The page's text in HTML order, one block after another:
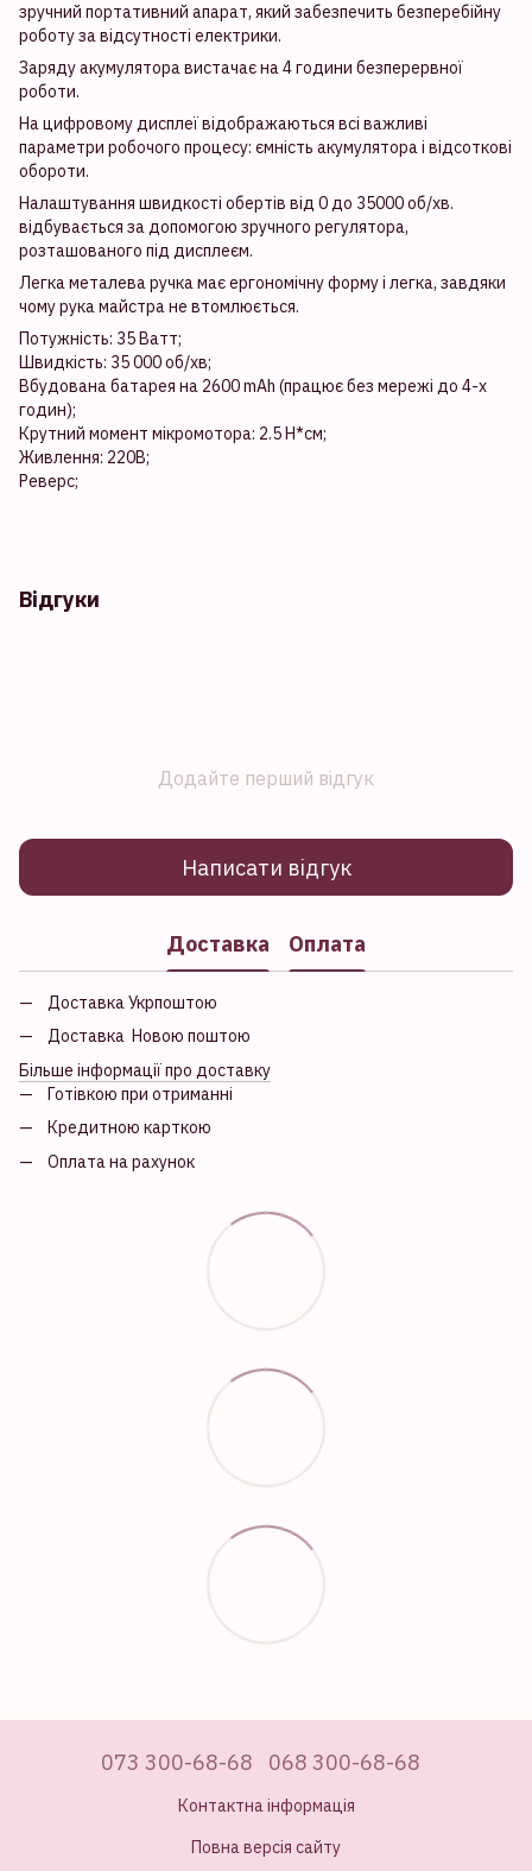
зручний портативний апарат, який забезпечить безперебійну
роботу за відсутності електрики.
Заряду акумулятора вистачає на 4 години безперервної
роботи.
На цифровому дисплеї відображаються всі важливі
параметри робочого процесу: ємність акумулятора і відсоткові
обороти.
Налаштування швидкості обертів від 0 до 35000 об/хв.
відбувається за допомогою зручного регулятора,
розташованого під дисплеєм.
Легка металева ручка має ергономічну форму і легка, завдяки
чому рука майстра не втомлюється.
Потужність: 35 Ватт;
Швидкість: 35 000 об/хв;
Вбудована батарея на 2600 mAh (працює без мережі до 4-х
годин);
Крутний момент мікромотора: 2.5 Н*см;
Живлення: 220В;
Реверс;
Відгуки
Додайте перший відгук
Написати відгук
Доставка Оплата
Доставка Укрпоштою
Доставка Новою поштою
Більше інформації про доставку
Готівкою при отриманні
Кредитною карткою
Оплата на рахунок
073 300-68-68 068 300-68-68
Контактна інформація
Повна версія сайту